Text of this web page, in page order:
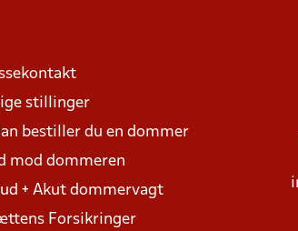
stillinger
bestiller du en dommer
mod dommeren
+ Akut dommervagt
Forsikringer